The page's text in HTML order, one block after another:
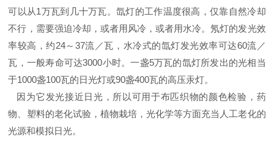
可以从1万瓦到几十万瓦。氙灯的工作温度很高，仅靠自然冷却
不行，需要强迫冷却，或者用风冷，或者用水冷。氖灯的发光效
率较高，约24～ 37流／瓦，水冷式的氙灯发光效率可达60流／
瓦，一般寿命可达3000小时。一盏5万瓦的氙灯所发出的光相当
于1000盏100瓦的日光灯或90盏400瓦的高压汞灯。
因为它发光接近日光，所以可用于布匹织物的颜色检验，药
物、塑料的老化试验，植物栽培，光化学等方面充当人工老化的
光源和模拟日光。